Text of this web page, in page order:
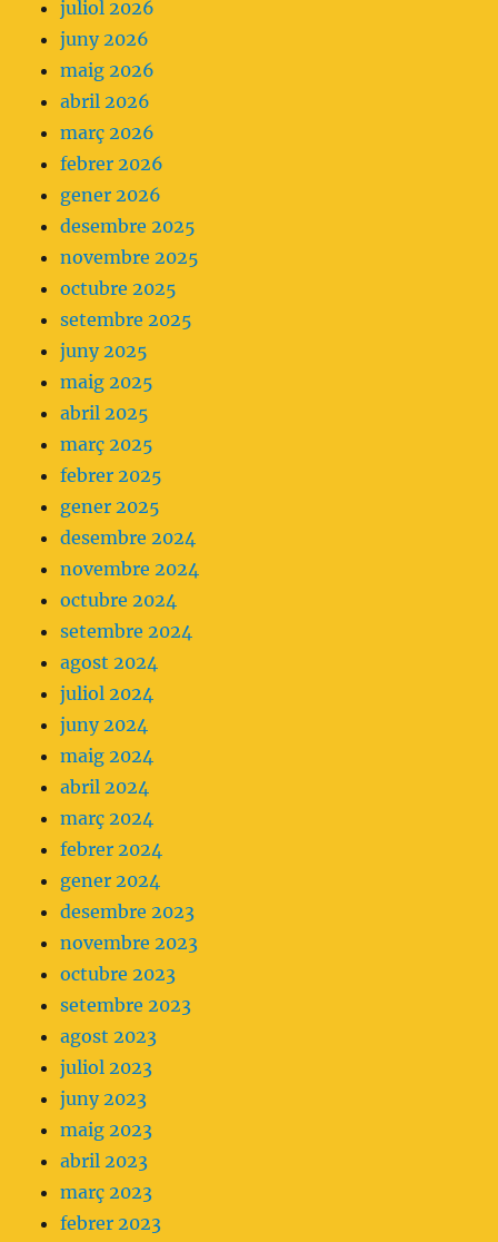
planteja
no
fer
servir
analgèsia
parenteral
com
primera
opció.
juliol 2026
juny 2026
maig 2026
abril 2026
març 2026
febrer 2026
gener 2026
desembre 2025
novembre 2025
octubre 2025
setembre 2025
juny 2025
maig 2025
abril 2025
març 2025
febrer 2025
gener 2025
desembre 2024
novembre 2024
octubre 2024
setembre 2024
agost 2024
juliol 2024
juny 2024
maig 2024
abril 2024
març 2024
febrer 2024
gener 2024
desembre 2023
novembre 2023
octubre 2023
setembre 2023
agost 2023
juliol 2023
juny 2023
maig 2023
abril 2023
març 2023
febrer 2023